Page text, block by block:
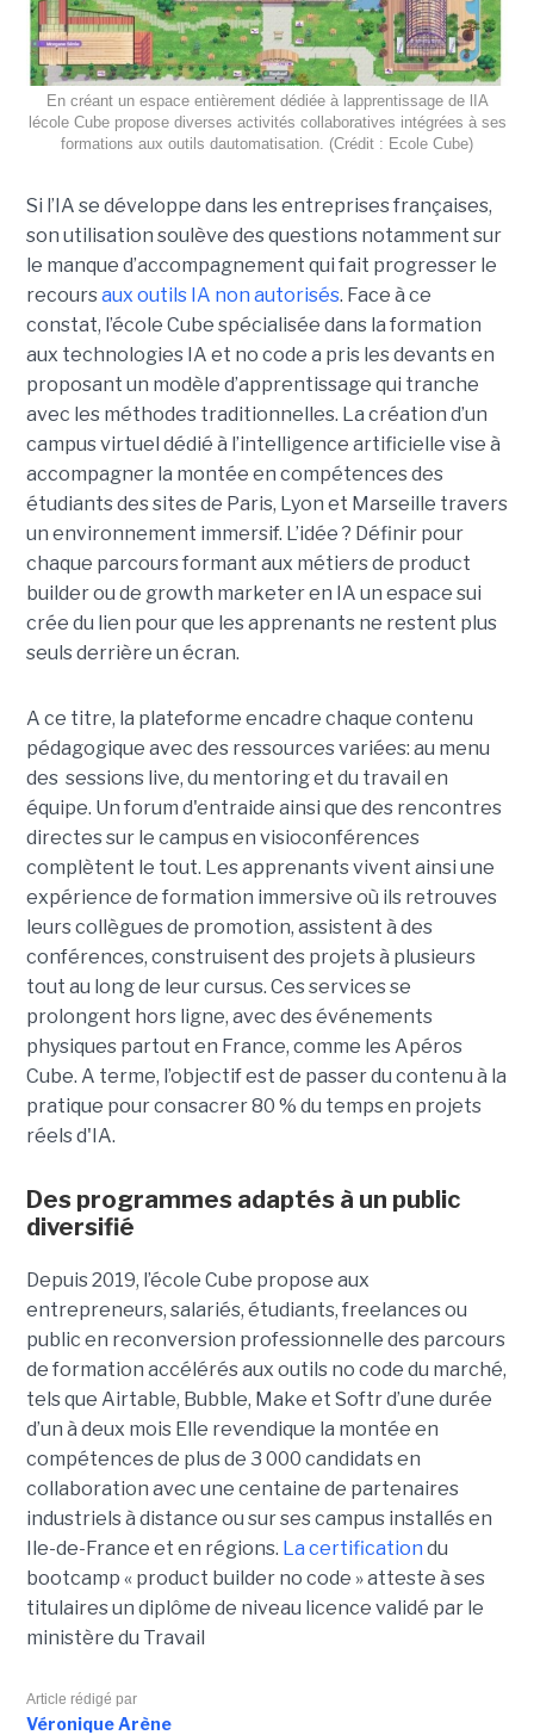
En créant un espace entièrement dédiée à lapprentissage de lIA
lécole Cube propose diverses activités collaboratives intégrées à ses
formations aux outils dautomatisation. (Crédit : Ecole Cube)
Si l’IA se développe dans les entreprises françaises,
son utilisation soulève des questions notamment sur
le manque d’accompagnement qui fait progresser le
recoursaux outils IA non autorisés. Face à ce
constat, l’école Cube spécialisée dans la formation
aux technologies IA et no code a pris les devants en
proposant un modèle d’apprentissage qui tranche
avec les méthodes traditionnelles. La création d’un
campus virtuel dédié à l’intelligence artificielle vise à
accompagner la montée en compétences des
étudiants des sites de Paris, Lyon et Marseille travers
un environnement immersif. L’idée ? Définir pour
chaque parcours formant aux métiers de product
builder ou de growth marketer en IA un espace sui
crée du lien pour que les apprenants ne restent plus
seuls derrière un écran.
A ce titre, la plateforme encadre chaque contenu
pédagogique avec des ressources variées: au menu
des sessions live, du mentoring et du travail en
équipe. Un forum d'entraide ainsi que des rencontres
directes sur le campus en visioconférences
complètent le tout. Les apprenants vivent ainsi une
expérience de formation immersive où ils retrouves
leurs collègues de promotion, assistent à des
conférences, construisent des projets à plusieurs
tout au long de leur cursus. Ces services se
prolongent hors ligne, avec des événements
physiques partout en France, comme les Apéros
Cube. A terme, l’objectif est de passer du contenu à la
pratique pour consacrer 80 % du temps en projets
réels d'IA.
Des programmes adaptés à un public
diversifié
Depuis 2019, l’école Cube propose aux
entrepreneurs, salariés, étudiants, freelances ou
public en reconversion professionnelle des parcours
de formation accélérés aux outils no code du marché,
tels que Airtable, Bubble, Make et Softr d’une durée
d’un à deux mois Elle revendique la montée en
compétences de plus de 3 000 candidats en
collaboration avec une centaine de partenaires
industriels à distance ou sur ses campus installés en
Ile-de-France et en régions. La certification du
bootcamp « product builder no code » atteste à ses
titulaires un diplôme de niveau licence validé par le
ministère du Travail
Article rédigé par
Véronique Arène